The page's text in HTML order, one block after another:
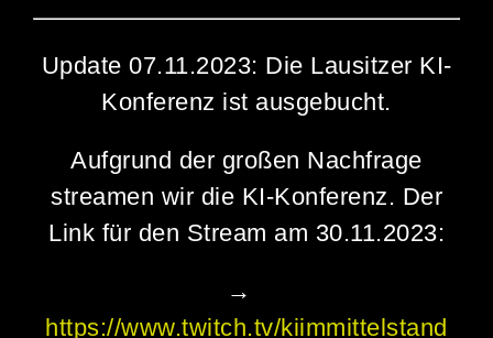
Update 07.11.2023: Die Lausitzer KI-
Konferenz ist ausgebucht.
Aufgrund der großen Nachfrage
streamen wir die KI-Konferenz. Der
Link für den Stream am 30.11.2023:
→
https://www.twitch.tv/kiimmittelstand